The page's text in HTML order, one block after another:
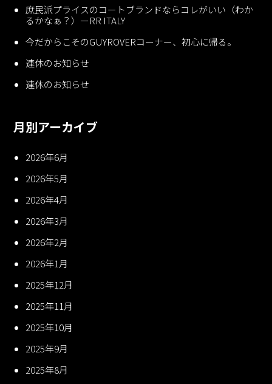
庶民派プライスのコートブランドならコレがいい（わか
るかなぁ？）ーRR ITALY
今だからこそのGUYROVERコーナー、初心に帰る。
連休のお知らせ
連休のお知らせ
月別アーカイブ
2026年6月
2026年5月
2026年4月
2026年3月
2026年2月
2026年1月
2025年12月
2025年11月
2025年10月
2025年9月
2025年8月